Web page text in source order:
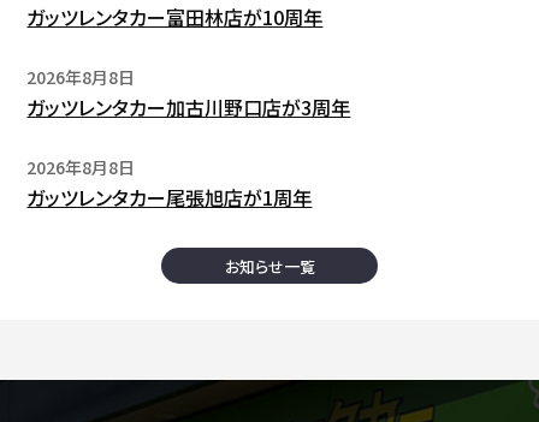
ガッツレンタカー富田林店が10周年
2026年8月8日
ガッツレンタカー加古川野口店が3周年
2026年8月8日
ガッツレンタカー尾張旭店が1周年
お知らせ一覧